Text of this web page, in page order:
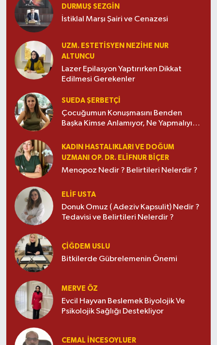
DURMUŞ SEZGİN
İstiklal Marşı Şairi ve Cenazesi
UZM. ESTETISYEN NEZIHE NUR
ALTUNCU
Lazer Epilasyon Yaptırırken Dikkat
Edilmesi Gerekenler
SUEDA ŞERBETÇI
Çocuğumun Konuşmasını Benden
Başka Kimse Anlamıyor, Ne Yapmalıyım
KADIN HASTALIKLARI VE DOĞUM
UZMANI OP. DR. ELIFNUR BIÇER
Menopoz Nedir ? Belirtileri Nelerdir ?
ELIF USTA
Donuk Omuz ( Adeziv Kapsulit) Nedir ?
Tedavisi ve Belirtileri Nelerdir ?
ÇIĞDEM USLU
Bitkilerde Gübrelemenin Önemi
MERVE ÖZ
Evcil Hayvan Beslemek Biyolojik Ve
Psikolojik Sağlığı Destekliyor
CEMAL İNCESOYLUER